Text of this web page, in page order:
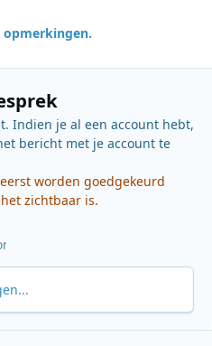
opmerkingen.
Indien je al een account hebt,
bericht met je account te
worden goedgekeurd
zichtbaar is.